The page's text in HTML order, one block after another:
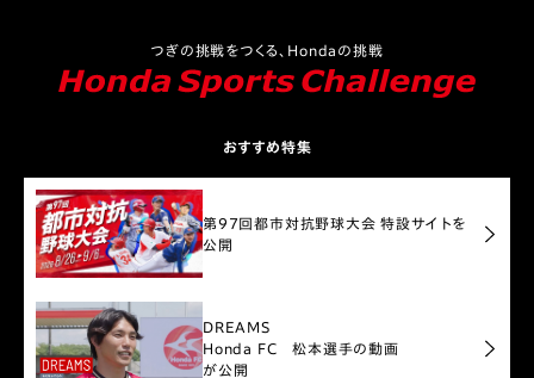
つぎの挑戦をつくる、Hondaの挑戦
おすすめ特集
第97回都市対抗野球大会 特設サイトを
公開
DREAMS
Honda FC 松本選手の動画
が公開